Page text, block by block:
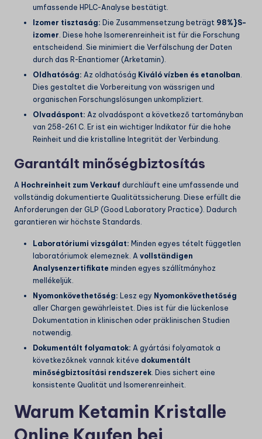
umfassende HPLC-Analyse bestätigt.
Izomer tisztaság: Die Zusammensetzung beträgt 98%}S-
izomer . Diese hohe Isomerenreinheit ist für die Forschung
entscheidend. Sie minimiert die Verfälschung der Daten
durch das R-Enantiomer (Arketamin).
Oldhatóság: Az oldhatóság Kiváló vízben és etanolban
Dies gestaltet die Vorbereitung von wässrigen und
organischen Forschungslösungen unkompliziert.
Olvadáspont: Az olvadáspont a következő tartományban
van 258-261 C. Er ist ein wichtiger Indikator für die hohe
Reinheit und die kristalline Integrität der Verbindung.
Garantált minőségbiztosítás
A Hochreinheit zum Verkauf durchläuft eine umfassende und
vollständig dokumentierte Qualitätssicherung. Diese erfüllt die
Anforderungen der GLP (Good Laboratory Practice). Dadurch
garantieren wir höchste Standards.
Laboratóriumi vizsgálat: Minden egyes tételt független
laboratóriumok elemeznek. A vollständigen
Analysenzertifikate minden egyes szállítmányhoz
mellékeljük.
Nyomonkövethetőség: Lesz egy Nyomonkövethetőség
aller Chargen gewährleistet. Dies ist für die lückenlose
Dokumentation in klinischen oder präklinischen Studien
notwendig.
Dokumentált folyamatok: A gyártási folyamatok a
következőknek vannak kitéve dokumentált
minőségbiztosítási rendszerek . Dies sichert eine
konsistente Qualität und Isomerenreinheit.
Warum Ketamin Kristalle